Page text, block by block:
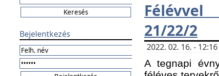
Bejelentkezés
21/22/2
2022. 02. 16. -
A tegnapi